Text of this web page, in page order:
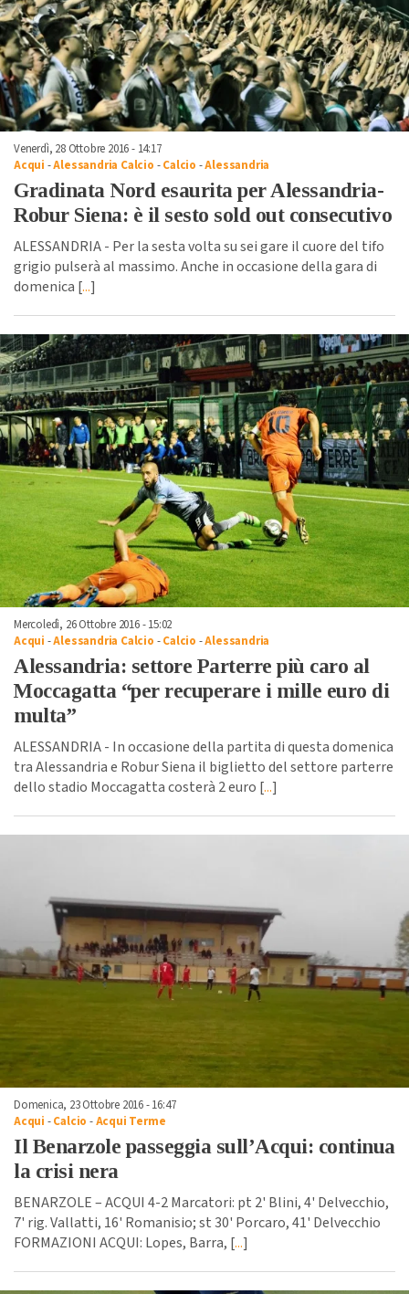
Venerdì, 28 Ottobre 2016 - 14:17
Acqui -Alessandria Calcio -Calcio -Alessandria
Gradinata Nord esaurita per Alessandria-
Robur Siena: è il sesto sold out consecutivo
ALESSANDRIA - Per la sesta volta su sei gare il cuore del tifo
grigio pulserà al massimo. Anche in occasione della gara di
domenica [...]
Mercoledì, 26 Ottobre 2016 - 15:02
Acqui -Alessandria Calcio -Calcio -Alessandria
Alessandria: settore Parterre più caro al
Moccagatta “per recuperare i mille euro di
multa”
ALESSANDRIA - In occasione della partita di questa domenica
tra Alessandria e Robur Siena il biglietto del settore parterre
dello stadio Moccagatta costerà 2 euro [...]
Domenica, 23 Ottobre 2016 - 16:47
Acqui -Calcio -Acqui Terme
Il Benarzole passeggia sull’Acqui: continua
la crisi nera
BENARZOLE – ACQUI 4-2 Marcatori: pt 2' Blini, 4' Delvecchio,
7' rig. Vallatti, 16' Romanisio; st 30' Porcaro, 41' Delvecchio
FORMAZIONI ACQUI: Lopes, Barra, [...]